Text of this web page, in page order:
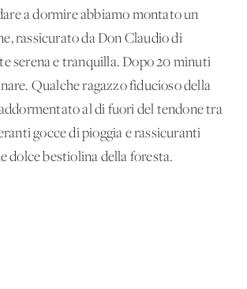
a dormire abbiamo montato un
rassicurato da Don Claudio di
serena e tranquilla. Dopo 20 minuti
Qualche ragazzo fiducioso della
al di fuori del tendone tra
gocce di pioggia e rassicuranti
dolce bestiolina della foresta.